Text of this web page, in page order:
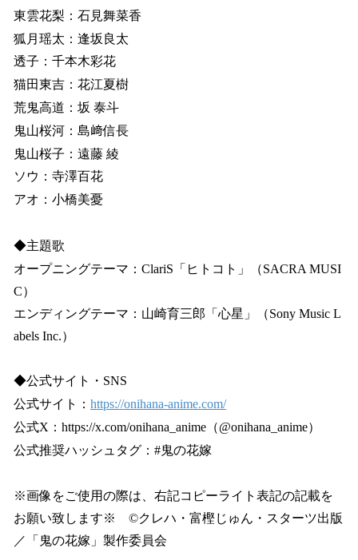
東雲花梨：石見舞菜香
狐月瑶太：逢坂良太
透子：千本木彩花
猫田東吉：花江夏樹
荒鬼高道：坂 泰斗
鬼山桜河：島﨑信長
鬼山桜子：遠藤 綾
ソウ：寺澤百花
アオ：小橋美憂
◆主題歌
オープニングテーマ：ClariS「ヒトコト」（SACRA MUSI
C）
エンディングテーマ：山崎育三郎「心星」（Sony Music L
abels Inc.）
◆公式サイト・SNS
公式サイト： https://onihana-anime.com/
公式X：https://x.com/onihana_anime（@onihana_anime）
公式推奨ハッシュタグ：#鬼の花嫁
※画像をご使用の際は、右記コピーライト表記の記載を
お願い致します※ ©クレハ・富樫じゅん・スターツ出版
／「鬼の花嫁」製作委員会